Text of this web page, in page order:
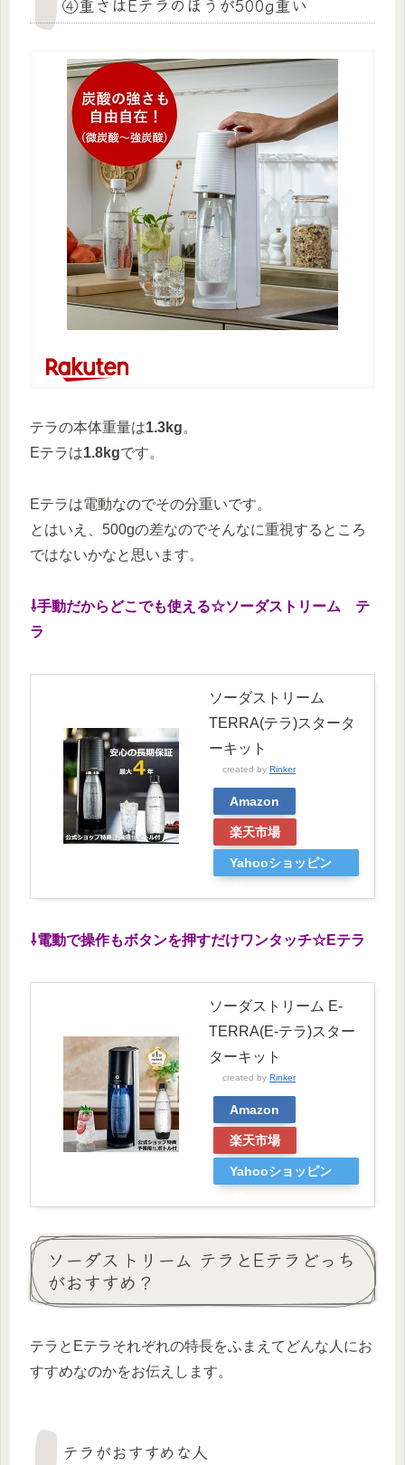
テラの本体重量は1.3kg。
Eテラは1.8kgです。
Eテラは電動なのでその分重いです。
とはいえ、500gの差なのでそんなに重視するところ
ではないかなと思います。
⇩手動だからどこでも使える☆ソーダストリーム テ
ラ
ソーダストリーム
TERRA(テラ)スタータ
ーキット
created by Rinker
Amazon
楽天市場
Yahooショッピン
⇩電動で操作もボタンを押すだけワンタッチ☆Eテラ
ソーダストリーム E-
TERRA(E-テラ)スター
ターキット
created by Rinker
Amazon
楽天市場
Yahooショッピン
ソーダストリーム テラとEテラどっち
がおすすめ？
テラとEテラそれぞれの特長をふまえてどんな人にお
すすめなのかをお伝えします。
テラがおすすめな人